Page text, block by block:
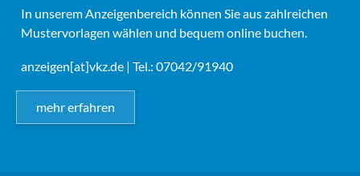
In unserem Anzeigenbereich können Sie aus zahlreichen
Mustervorlagen wählen und bequem online buchen.
anzeigen[at]vkz.de | Tel.: 07042/91940
mehr erfahren